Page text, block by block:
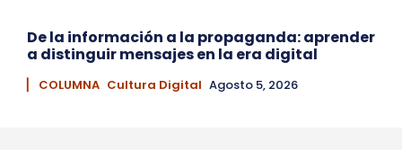
De la información a la propaganda: aprender
a distinguir mensajes en la era digital
▏ COLUMNA Cultura Digital Agosto 5, 2026